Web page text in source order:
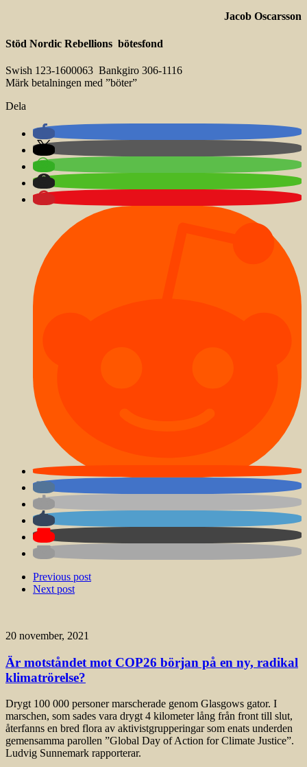
Jacob Oscarsson
Stöd Nordic Rebellions bötesfond
Swish 123-1600063 Bankgiro 306-1116
Märk betalningen med ”böter”
Dela
Previous post
Next post
20 november, 2021
Är motståndet mot COP26 början på en ny, radikal
klimatrörelse?
Drygt 100 000 personer marscherade genom Glasgows gator. I
marschen, som sades vara drygt 4 kilometer lång från front till slut,
återfanns en bred flora av aktivistgrupperingar som enats underden
gemensamma parollen ”Global Day of Action for Climate Justice”.
Ludvig Sunnemark rapporterar.